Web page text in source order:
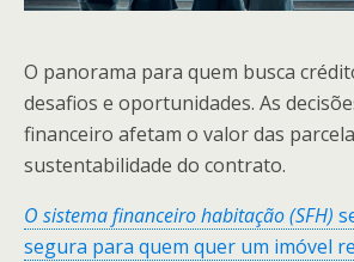
O panorama para quem busca
desafios e oportunidades. As
financeiro afetam o valor das
sustentabilidade do contrato.
O sistema financeiro habitação (SFH)
segura para quem quer um imóvel